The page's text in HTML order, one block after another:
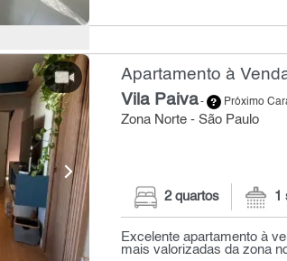
Apartamento à
Vila Paiva- Próximo
Zona Norte - São Paulo
2 quartos 1
Excelente apartamento à
mais valorizadas da zona